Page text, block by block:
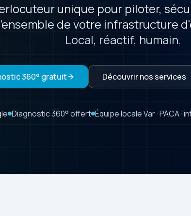
unique pour piloter,
de votre infrastructure
Local, réactif, humain.
360° gratuit Découvrir nos services
Diagnostic 360° offert Équipe locale Var · PACA